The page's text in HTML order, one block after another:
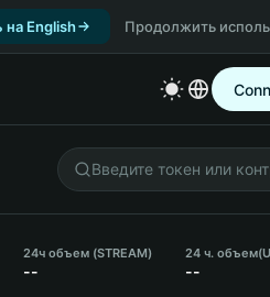
English Продолжить
24ч объем (STREAM)
--
24 ч. объем
--